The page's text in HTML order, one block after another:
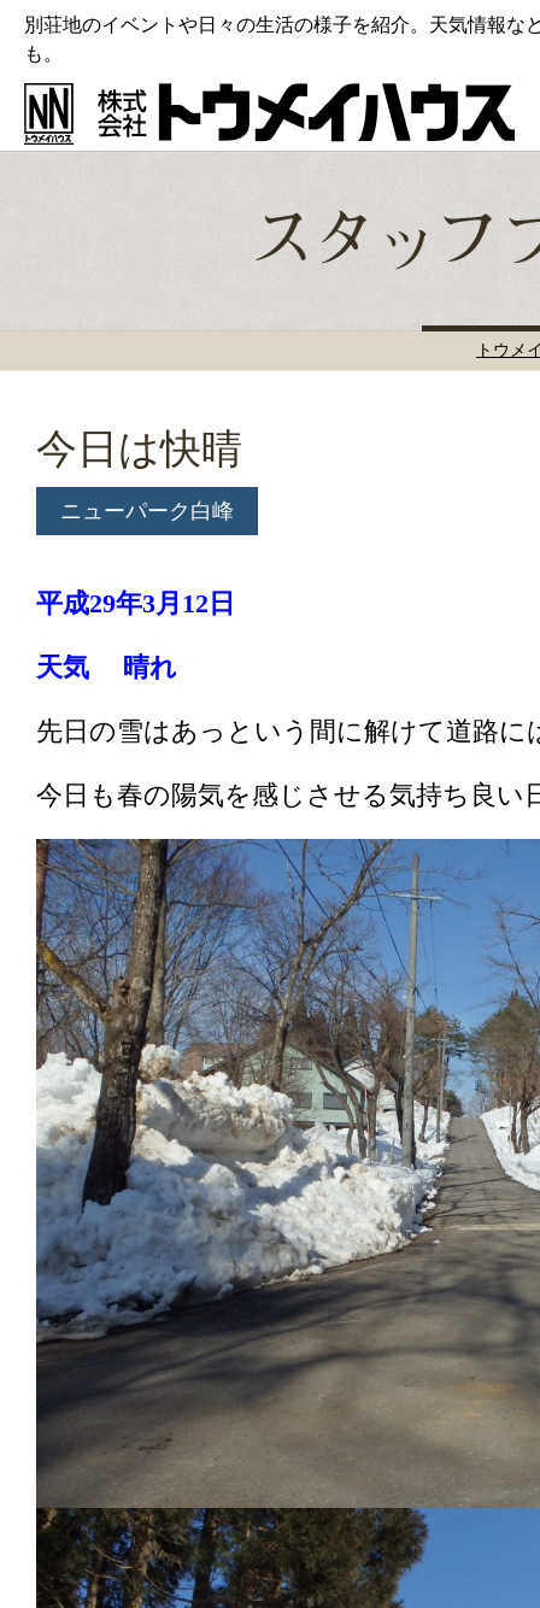
別荘地のイベントや日々の生活の様子を紹介。天気情報な
も。
トウメ
今日は快晴
ニューパーク白峰
平成29年3月12 日
天気 晴れ
先日の雪はあっという間に解けて道路に
今日も春の陽気を感じさせる気持ち良い